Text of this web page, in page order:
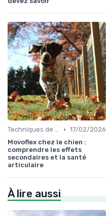
Techniques de base • 17/02/2026
Movoflex chez le chien :
comprendre les effets
secondaires et la santé
articulaire
À lire aussi